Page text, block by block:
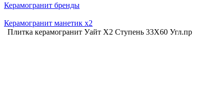
Керамогранит бренды
Керамогранит манетик x2
Плитка керамогранит Уайт Х2 Ступень 33X60 Угл.пр